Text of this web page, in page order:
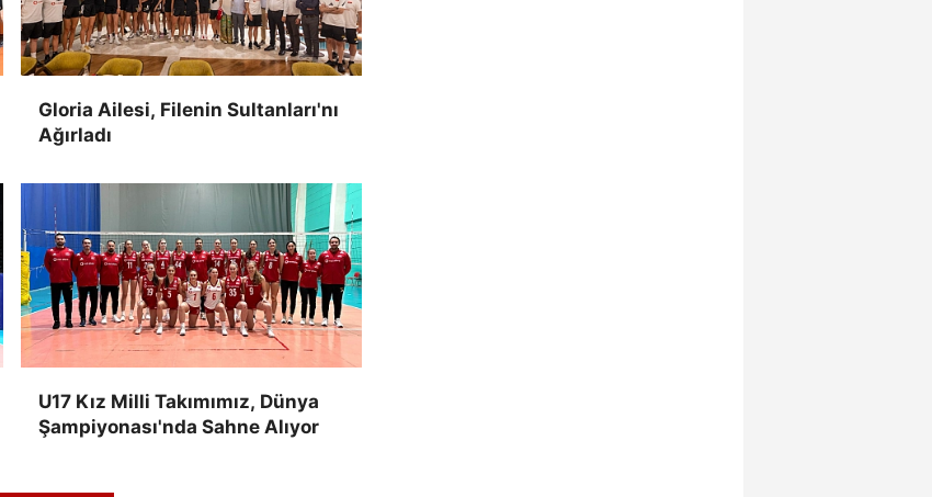
Gloria Ailesi, Filenin Sultanları'nı
Ağırladı
U17 Kız Milli Takımımız, Dünya
Şampiyonası'nda Sahne Alıyor